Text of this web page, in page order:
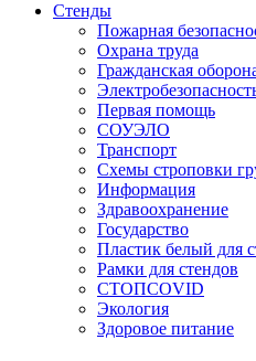
Стенды
Пожарная
Охрана труда
Гражданская
Первая помощь
СОУЭЛО
Транспорт
Схемы строповки
Информация
Здравоохранение
Государство
Пластик белый для
Рамки для стендов
СТОПCOVID
Экология
Здоровое питание